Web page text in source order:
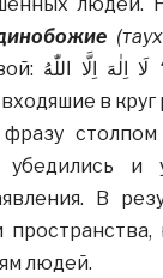
благословенной фразой: لَا اِلٰهَ اِلَّا اللّٰهُ
в круг
убедились и
В
людей.